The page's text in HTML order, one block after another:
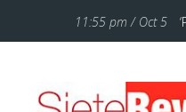
11:55 pm / Oct 5